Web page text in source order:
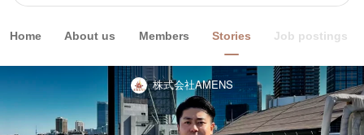
Home About us Members Stories Job postings
株式会社AMENS